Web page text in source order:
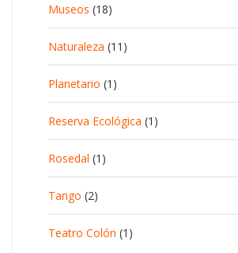
Museos (18)
Naturaleza (11)
Planetario (1)
Reserva Ecológica (1)
Rosedal (1)
Tango (2)
Teatro Colón (1)